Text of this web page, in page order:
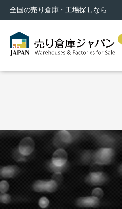
全国の売り倉庫・工場探しなら